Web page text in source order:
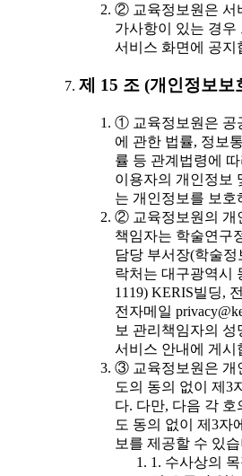
② 교육정보원은 서
가사항이 있는 경우
서비스 화면에 공지
제 15 조 (개인정보보
① 교육정보원은 공
에 관한 법률, 정보
률 등 관계법령에
이용자의 개인정보
는 개인정보를 보호
② 교육정보원의 개
책임자는 학술연구
담당 부서장(학술정
락처는 대구광역시
1119) KERIS빌딩,
전자메일
보 관리책임자의
서비스 안내에 게시
③ 교육정보원은 개
도의 동의 없이 제3
다. 다만, 다음 각
도 동의 없이 제3자
보를 제공할 수 있
1. 수사상의